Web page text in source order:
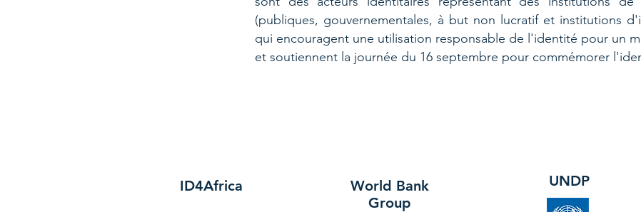
(publiques, gouvernementales, à but non lucratif et institutions
qui encouragent une utilisation responsable de l'identité pour un
et soutiennent la journée du 16 septembre pour commémorer
ID4Africa
World Bank
Group
UNDP